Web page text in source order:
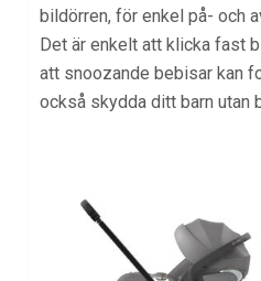
bildörren, för enkel på- och
Det är enkelt att klicka fast
att snoozande bebisar kan
också skydda ditt barn utan